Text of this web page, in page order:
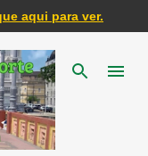
aqui para ver.